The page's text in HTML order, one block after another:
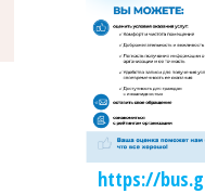
https://